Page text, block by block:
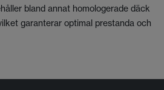
bland annat homologerade däck
garanterar optimal prestanda och